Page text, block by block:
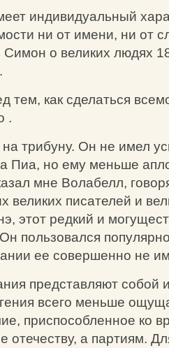
индивидуальный
ни от имени, ни от
о великих людях
тем, как сделаться
.
трибуну. Он не имел
Пиа, но ему меньше
мне Волабелл,
великих писателей и
этот редкий и
пользовался
ее совершенно не
представляют собой
всего меньше
приспособленное ко
отечеству, а партиям.